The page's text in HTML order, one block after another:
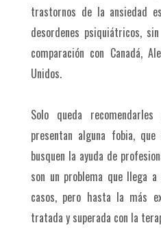
trastornos de la ansiedad
desordenes psiquiátricos,
comparación con Canadá,
Unidos.
Solo queda
presentan alguna fobia,
busquen la ayuda de
son un problema que llega
casos, pero hasta la más
tratada y superada con la